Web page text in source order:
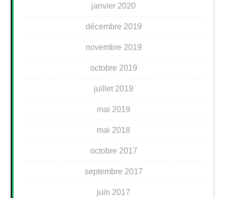
janvier 2020
décembre 2019
novembre 2019
octobre 2019
juillet 2019
mai 2019
mai 2018
octobre 2017
septembre 2017
juin 2017